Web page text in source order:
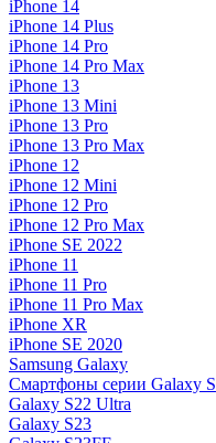
iPhone 14
iPhone 14 Plus
iPhone 14 Pro
iPhone 14 Pro Max
iPhone 13
iPhone 13 Mini
iPhone 13 Pro
iPhone 13 Pro Max
iPhone 12
iPhone 12 Mini
iPhone 12 Pro
iPhone 12 Pro Max
iPhone SE 2022
iPhone 11
iPhone 11 Pro
iPhone 11 Pro Max
iPhone XR
iPhone SE 2020
Samsung Galaxy
Смартфоны серии Galaxy S
Galaxy S22 Ultra
Galaxy S23